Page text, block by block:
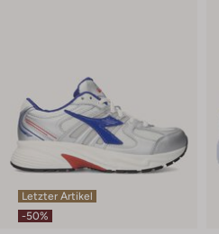
Letzter Artikel
-50%